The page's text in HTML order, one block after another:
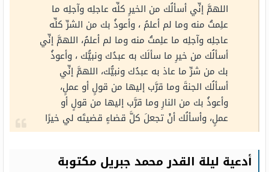
اللهمَّ إنِّي أسألُك من الخيرِ كلِّه عاجلِه وآجلِه ما
علِمتُ منه وما لم أعلمُ ، وأعوذُ بك من الشرِّ كلِّه
عاجلِه وآجلِه ما علِمتُ منه وما لم أعلمُ، اللهمَّ إنِّي
أسألُك من خيرِ ما سألَك به عبدُك ونبيُّك ، وأعوذُ
بك من شرِّ ما عاذ به عبدُك ونبيُّك، اللهمَّ إنِّي
أسألُك الجنةَ وما قرَّب إليها من قولٍ أو عملٍ،
وأعوذُ بك من النارِ وما قرَّب إليها من قولٍ أو
عملٍ، وأسألُك أنْ تجعلَ كلَّ قضاءٍ قضيتَه لي خيرًا
أدعية ليلة القدر محمد جبريل مكتوبة